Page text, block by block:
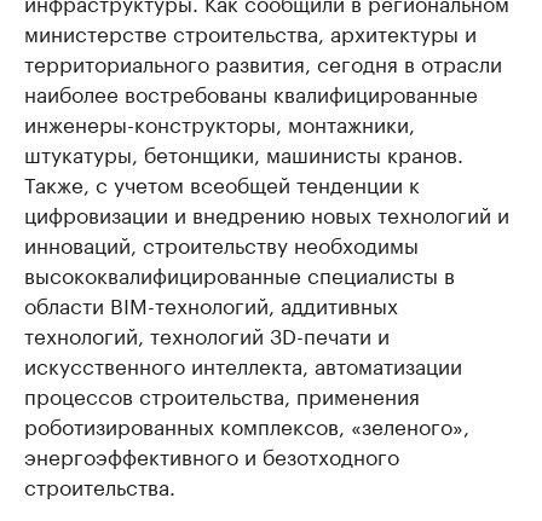
министерстве строительства, архитектуры и
территориального развития, сегодня в отрасли
наиболее востребованы квалифицированные
инженеры-конструкторы, монтажники,
штукатуры, бетонщики, машинисты кранов.
Также, с учетом всеобщей тенденции к
цифровизации и внедрению новых технологий и
инноваций, строительству необходимы
высококвалифицированные специалисты в
области BIM-технологий, аддитивных
технологий, технологий 3D-печати и
искусственного интеллекта, автоматизации
процессов строительства, применения
роботизированных комплексов, «зеленого»,
энергоэффективного и безотходного
строительства.